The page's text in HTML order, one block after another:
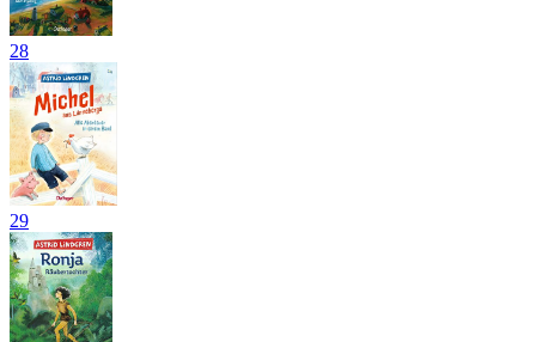
28
29